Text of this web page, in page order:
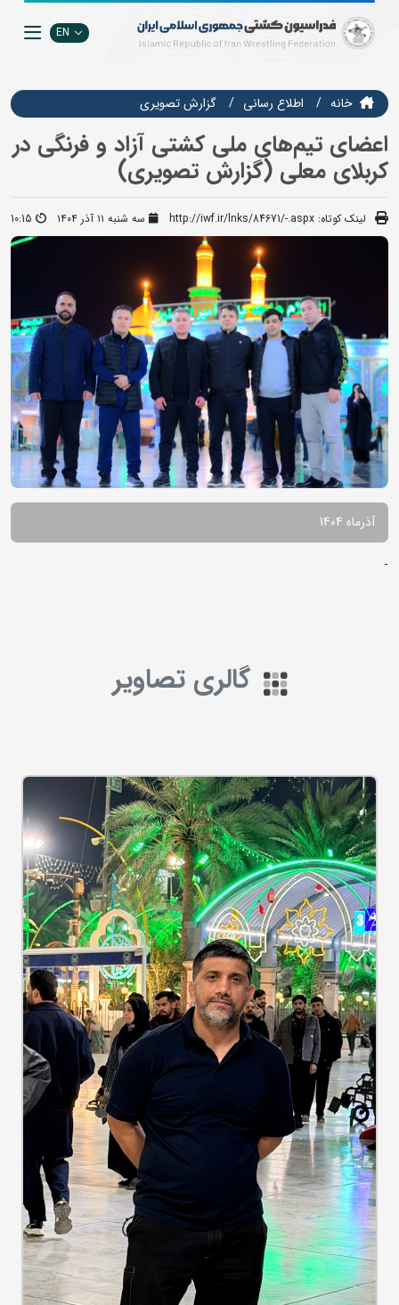
EN
خانه اطلاع رسانی گزارش تصويري
اعضای تیم‌های ملی کشتی آزاد و فرنگی در
کربلای معلی (گزارش تصویری)
لینک کوتاه: http://iwf.ir/lnks/84671/-.aspx سه شنبه ۱۱ آذر ۱۴۰۴ 10:15
آذرماه 1404
-
گالری تصاویر